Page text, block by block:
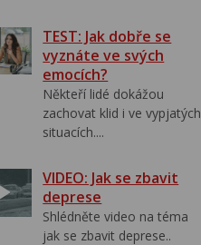
TEST: Jak dobře se
vyznáte ve svých
emocích?
Někteří lidé dokážou
zachovat klid i ve vypjatých
situacích....
VIDEO: Jak se zbavit
deprese
Shlédněte video na téma
jak se zbavit deprese..